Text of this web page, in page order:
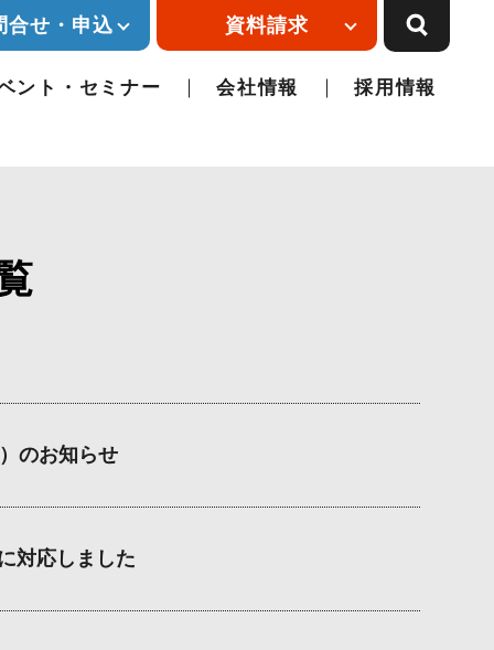
ント・セミナー 会社情報 採用情報
合せ・申込 資料請求
のお知らせ
対応しました